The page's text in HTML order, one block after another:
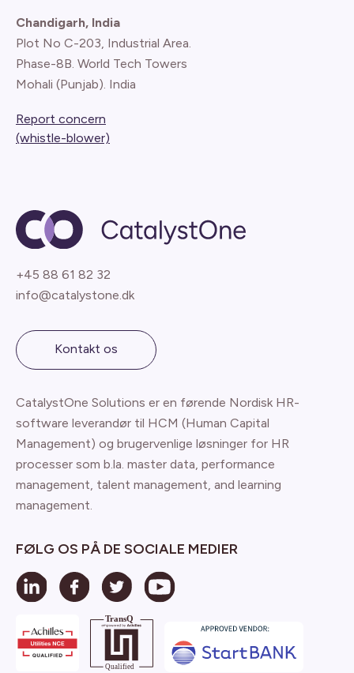
Chandigarh, India
Plot No C-203, Industrial Area.
Phase-8B. World Tech Towers
Mohali (Punjab). India
Report concern
(whistle-blower)
+45 88 61 82 32
info@catalystone.dk
Kontakt os
CatalystOne Solutions er en førende Nordisk HR-
software leverandør til HCM (Human Capital
Management) og brugervenlige løsninger for HR
processer som b.la. master data, performance
management, talent management, and learning
management.
FØLG OS PÅ DE SOCIALE MEDIER